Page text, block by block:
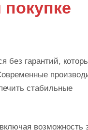
без гарантий,
стабильные
возможность